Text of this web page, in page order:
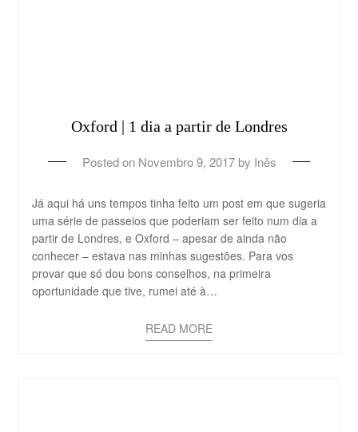
Oxford | 1 dia a partir de Londres
Posted on Novembro 9, 2017by Inês
Já aqui há uns tempos tinha feito um post em que sugeria
uma série de passeios que poderiam ser feito num dia a
partir de Londres, e Oxford – apesar de ainda não
conhecer – estava nas minhas sugestões. Para vos
provar que só dou bons conselhos, na primeira
oportunidade que tive, rumei até à…
READ MORE